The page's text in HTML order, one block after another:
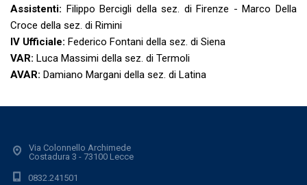
Assistenti: Filippo Bercigli della sez. di Firenze - Marco Della
Croce della sez. di Rimini
IV Ufficiale: Federico Fontani della sez. di Siena
VAR: Luca Massimi della sez. di Termoli
AVAR: Damiano Margani della sez. di Latina
Via Colonnello Archimede
Costadura 3 - 73100 Lecce
0832.241501